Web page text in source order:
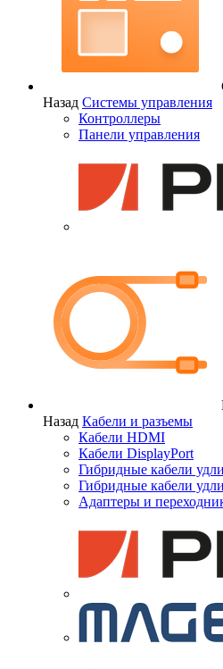
Назад Системы управления
Контроллеры
Панели управления
Назад Кабели и разъемы
Кабели HDMI
Кабели DisplayPort
Гибридные кабели
Гибридные кабели
Адаптеры и